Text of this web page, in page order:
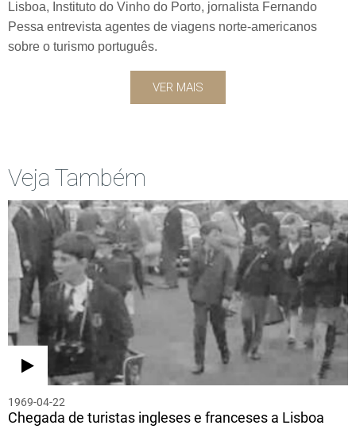
Lisboa, Instituto do Vinho do Porto, jornalista Fernando
Pessa entrevista agentes de viagens norte-americanos
sobre o turismo português.
VER MAIS
Veja Também
1969-04-22
Chegada de turistas ingleses e franceses a Lisboa